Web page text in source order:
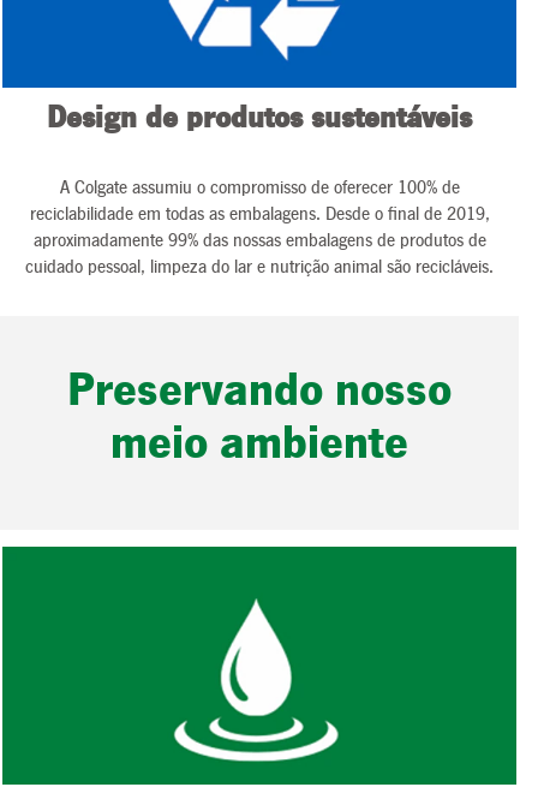
Design de produtos sustentáveis
A Colgate assumiu o compromisso de oferecer 100% de
reciclabilidade em todas as embalagens. Desde o final de 2019,
aproximadamente 99% das nossas embalagens de produtos de
cuidado pessoal, limpeza do lar e nutrição animal são recicláveis.
Preservando nosso
meio ambiente